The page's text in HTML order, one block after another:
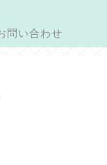
問い合わせ